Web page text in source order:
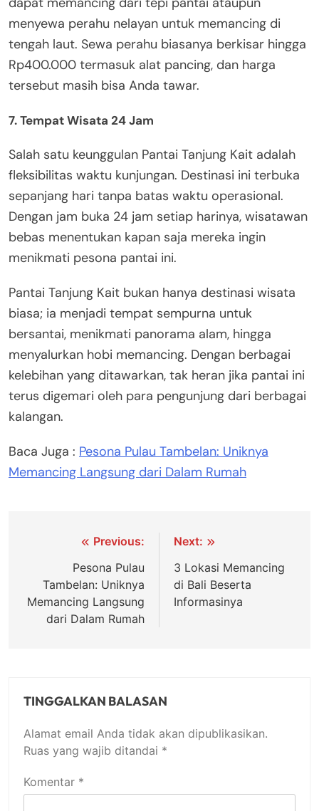
menyewa perahu nelayan untuk memancing di
tengah laut. Sewa perahu biasanya berkisar hingga
Rp400.000 termasuk alat pancing, dan harga
tersebut masih bisa Anda tawar.
7. Tempat Wisata 24 Jam
Salah satu keunggulan Pantai Tanjung Kait adalah
fleksibilitas waktu kunjungan. Destinasi ini terbuka
sepanjang hari tanpa batas waktu operasional.
Dengan jam buka 24 jam setiap harinya, wisatawan
bebas menentukan kapan saja mereka ingin
menikmati pesona pantai ini.
Pantai Tanjung Kait bukan hanya destinasi wisata
biasa; ia menjadi tempat sempurna untuk
bersantai, menikmati panorama alam, hingga
menyalurkan hobi memancing. Dengan berbagai
kelebihan yang ditawarkan, tak heran jika pantai ini
terus digemari oleh para pengunjung dari berbagai
kalangan.
Baca Juga : Pesona Pulau Tambelan: Uniknya
Memancing Langsung dari Dalam Rumah
NavigasiPrevious:
Pesona Pulau
Tambelan: Uniknya
Memancing Langsung
dari Dalam Rumah
Next:
3 Lokasi Memancing
di Bali Beserta
Informasinya
TINGGALKAN BALASAN
Alamat email Anda tidak akan dipublikasikan.
Ruas yang wajib ditandai *
Komentar *